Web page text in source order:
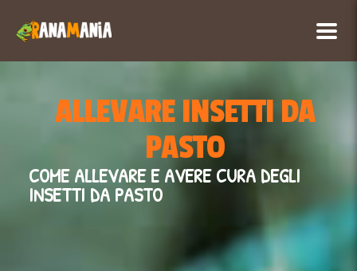
ALLEVARE INSETTI DA
PASTO
COME ALLEVARE E AVERE CURA DEGLI
INSETTI DA PASTO